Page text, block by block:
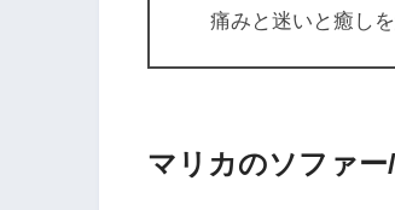
痛みと迷いと癒し
マリカのソファ